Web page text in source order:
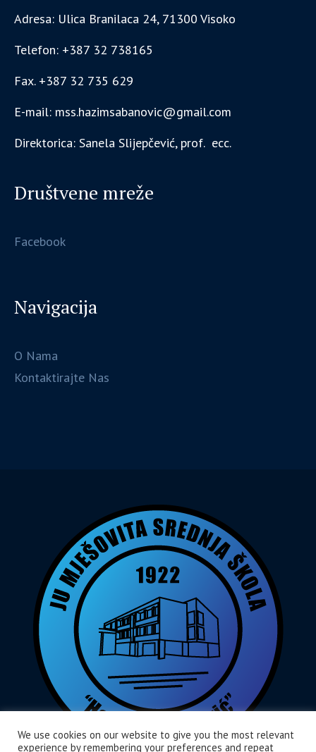
Adresa: Ulica Branilaca 24, 71300 Visoko
Telefon: +387 32 738165
Fax. +387 32 735 629
E-mail: mss.hazimsabanovic@gmail.com
Direktorica: Sanela Slijepčević, prof. ecc.
Društvene mreže
Facebook
Navigacija
O Nama
Kontaktirajte Nas
We use cookies on our website to give you the most relevant
experience by remembering your preferences and repeat